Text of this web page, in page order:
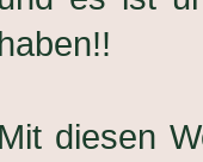
haben!!
Mit diesen